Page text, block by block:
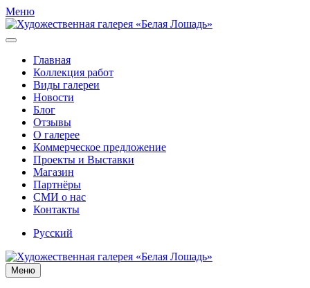
Меню
Главная
Коллекция работ
Виды галереи
Новости
Блог
Отзывы
О галерее
Коммерческое предложение
Проекты и Выставки
Магазин
Партнёры
СМИ о нас
Контакты
Русский
Меню